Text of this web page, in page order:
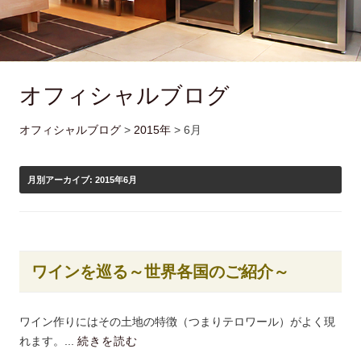
オフィシャルブログ
オフィシャルブログ > 2015年 > 6月
月別アーカイブ: 2015年6月
ワインを巡る～世界各国のご紹介～
ワイン作りにはその土地の特徴（つまりテロワール）がよく現
れます。... 続きを読む